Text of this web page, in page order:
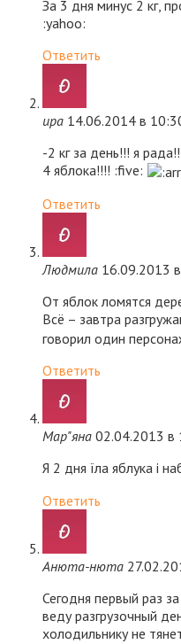
За 3 дня минус 2 кг,
:yahoo:
Ответить
ира 14.06.2014 в
-2 кг за день!!! я
4 яблока!!!! :five:
Ответить
Людмила 16.09.2013
От яблок ломятся
Всё – завтра
говорил один
Ответить
Мар"яна 02.04.2013 в
Я 2 дня їла яблука і
Ответить
Анюта-нюта
Сегодня первый раз
веду разгрузочный
холодильнику не